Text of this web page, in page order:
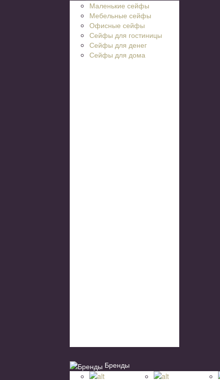
Маленькие сейфы
Мебельные сейфы
Офисные сейфы
Сейфы для гостиницы
Сейфы для денег
Сейфы для дома
Бренды